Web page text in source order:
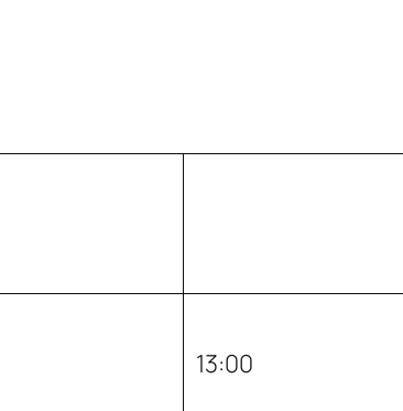
13:00